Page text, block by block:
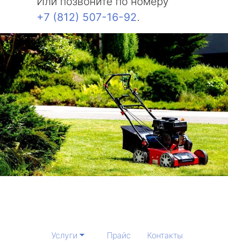
+7 (812) 507-16-92.
Услуги Прайс Контакты